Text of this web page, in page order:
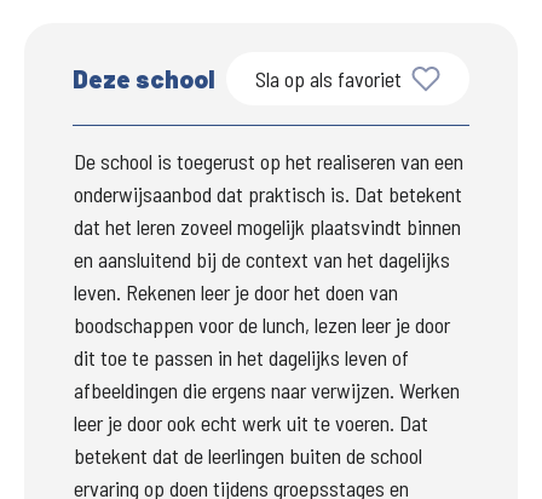
Deze school Sla op als favoriet
De school is toegerust op het realiseren van een
onderwijsaanbod dat praktisch is. Dat betekent
dat het leren zoveel mogelijk plaatsvindt binnen
en aansluitend bij de context van het dagelijks
leven. Rekenen leer je door het doen van
boodschappen voor de lunch, lezen leer je door
dit toe te passen in het dagelijks leven of
afbeeldingen die ergens naar verwijzen. Werken
leer je door ook echt werk uit te voeren. Dat
betekent dat de leerlingen buiten de school
ervaring op doen tijdens groepsstages en